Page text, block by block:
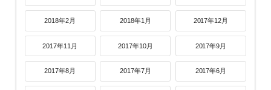
2018年2月 2018年1月 2017年12月
2017年11月 2017年10月 2017年9月
2017年8月 2017年7月 2017年6月